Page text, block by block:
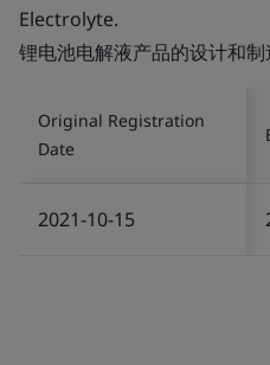
Electrolyte.
锂电池电解液产品的设计和制
Original Registration
Date
2021-10-15